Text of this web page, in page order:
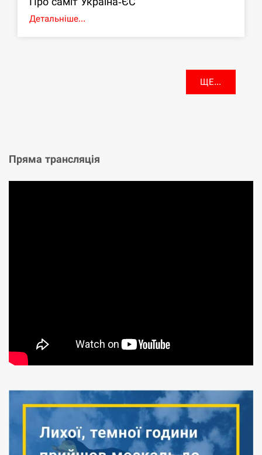
Детальніше...
ЩЕ...
Пряма трансляція